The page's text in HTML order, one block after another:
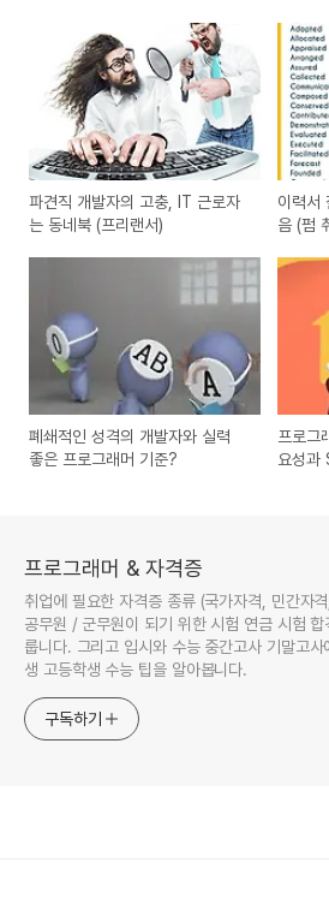
파견직 개발자의 고충, IT 근로자
는 동네북 (프리랜서)
이력서
음 (펌
폐쇄적인 성격의 개발자와 실력
좋은 프로그래머 기준?
프로그
요성과
프로그래머 & 자격증
취업에 필요한 자격증 종류 (국가자격, 민간자
공무원 / 군무원이 되기 위한 시험 연금 시험 합
룹니다. 그리고 입시와 수능 중간고사 기말고사
생 고등학생 수능 팁을 알아봅니다.
구독하기